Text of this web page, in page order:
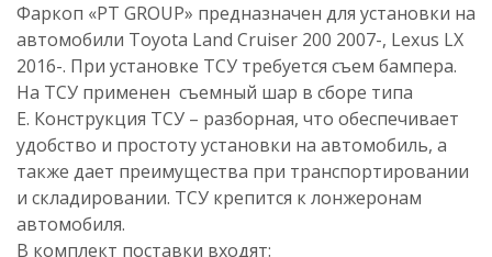
Фаркоп «PT GROUP» предназначен для установки на
автомобили Toyota Land Cruiser 200 2007-, Lexus LX
2016-. При установке ТСУ требуется съем бампера.
На ТСУ применен съемный шар в сборе типа
Е. Конструкция ТСУ – разборная, что обеспечивает
удобство и простоту установки на автомобиль, а
также дает преимущества при транспортировании
и складировании. ТСУ крепится к лонжеронам
автомобиля.
В комплект поставки входят: